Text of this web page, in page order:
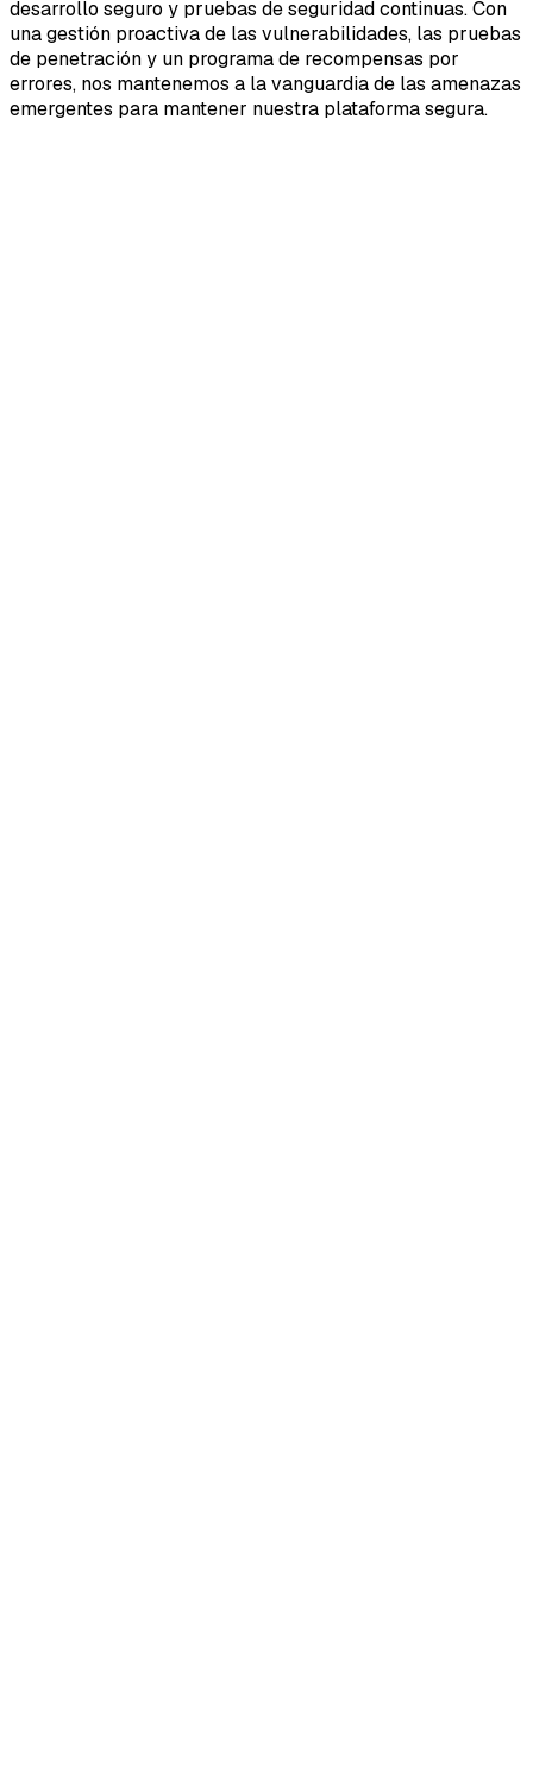
desarrollo seguro y pruebas de seguridad continuas. Con
una gestión proactiva de las vulnerabilidades, las pruebas
de penetración y un programa de recompensas por
errores, nos mantenemos a la vanguardia de las amenazas
emergentes para mantener nuestra plataforma segura.